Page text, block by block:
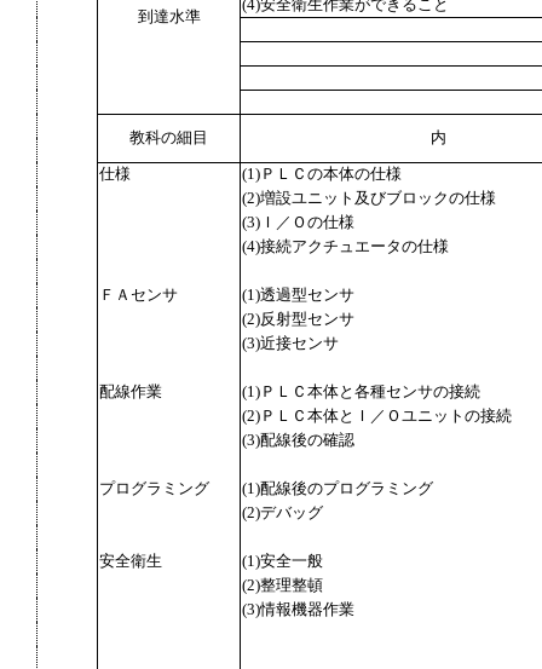
到達水準
(4)安全衛生作業ができること
教科の細目 内
仕様
(1)ＰＬＣの本体の仕様
(2)増設ユニット及びブロックの仕様
(3)Ｉ／Ｏの仕様
(4)接続アクチュエータの仕様
ＦＡセンサ
(1)透過型センサ
(2)反射型センサ
(3)近接センサ
配線作業
(1)ＰＬＣ本体と各種センサの接続
(2)ＰＬＣ本体とＩ／Ｏユニットの接続
(3)配線後の確認
プログラミング
(1)配線後のプログラミング
(2)デバッグ
安全衛生
(1)安全一般
(2)整理整頓
(3)情報機器作業